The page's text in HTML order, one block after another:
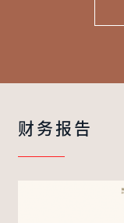
财务报告